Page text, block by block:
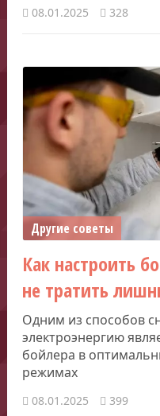
08.01.2025 328
Другие советы
Как настроить
не тратить
Одним из способов
электроэнергию
бойлера в
режимах
08.01.2025 399